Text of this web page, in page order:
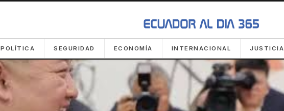
POLÍTICA SEGURIDAD ECONOMÍA INTERNACIONAL JUSTICIA